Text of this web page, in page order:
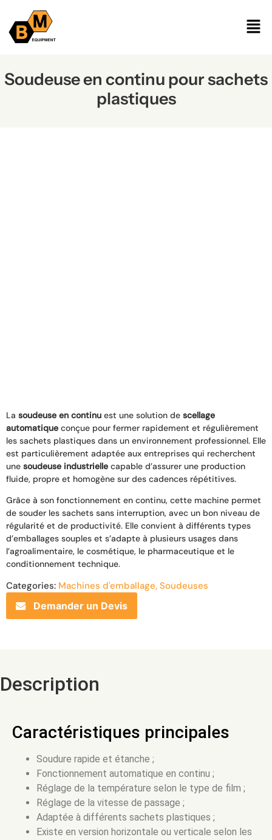
Soudeuse en continu pour sachets
plastiques
La soudeuse en continu est une solution de scellage
automatique conçue pour fermer rapidement et régulièrement
les sachets plastiques dans un environnement professionnel. Elle
est particulièrement adaptée aux entreprises qui recherchent
une soudeuse industrielle capable d’assurer une production
fluide, propre et homogène sur des cadences répétitives.
Grâce à son fonctionnement en continu, cette machine permet
de souder les sachets sans interruption, avec un bon niveau de
régularité et de productivité. Elle convient à différents types
d’emballages souples et s’adapte à plusieurs usages dans
l’agroalimentaire, le cosmétique, le pharmaceutique et le
conditionnement technique.
Categories: Machines d'emballage, Soudeuses
Demander un Devis
Description
Caractéristiques principales
Soudure rapide et étanche ;
Fonctionnement automatique en continu ;
Réglage de la température selon le type de film ;
Réglage de la vitesse de passage ;
Adaptée à différents sachets plastiques ;
Existe en version horizontale ou verticale selon les